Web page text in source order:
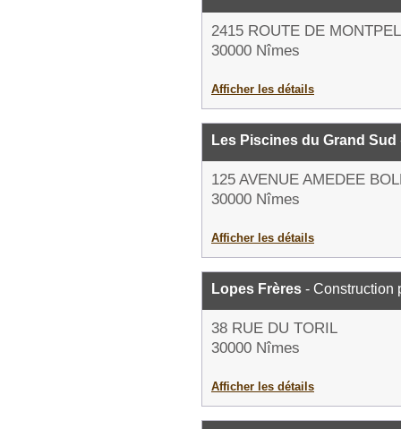
2415 ROUTE DE
30000 Nîmes
Afficher les détails
Les Piscines du Grand Sud
125 AVENUE AMEDEE
30000 Nîmes
Afficher les détails
Lopes Frères - Construction
38 RUE DU TORIL
30000 Nîmes
Afficher les détails